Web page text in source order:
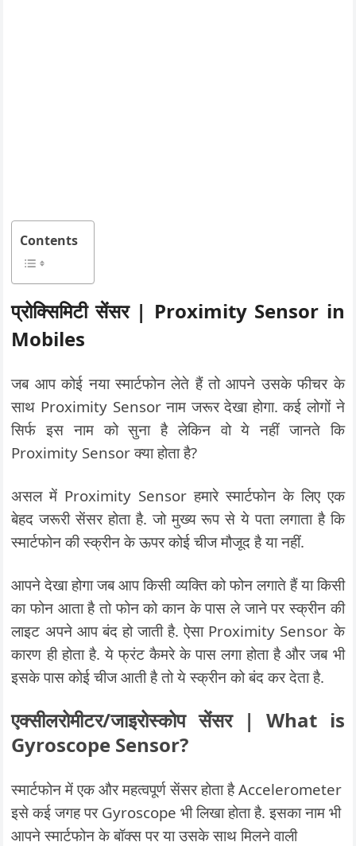
Contents
प्रोक्सिमिटी सेंसर | Proximity Sensor in
Mobiles
जब आप कोई नया स्मार्टफोन लेते हैं तो आपने उसके फीचर के
साथ Proximity Sensor नाम जरूर देखा होगा. कई लोगों ने
सिर्फ इस नाम को सुना है लेकिन वो ये नहीं जानते कि
Proximity Sensor क्या होता है?
असल में Proximity Sensor हमारे स्मार्टफोन के लिए एक
बेहद जरूरी सेंसर होता है. जो मुख्य रूप से ये पता लगाता है कि
स्मार्टफोन की स्क्रीन के ऊपर कोई चीज मौजूद है या नहीं.
आपने देखा होगा जब आप किसी व्यक्ति को फोन लगाते हैं या किसी
का फोन आता है तो फोन को कान के पास ले जाने पर स्क्रीन की
लाइट अपने आप बंद हो जाती है. ऐसा Proximity Sensor के
कारण ही होता है. ये फ्रंट कैमरे के पास लगा होता है और जब भी
इसके पास कोई चीज आती है तो ये स्क्रीन को बंद कर देता है.
एक्सीलरोमीटर/जाइरोस्कोप सेंसर | What is
Gyroscope Sensor?
स्मार्टफोन में एक और महत्वपूर्ण सेंसर होता है Accelerometer
इसे कई जगह पर Gyroscope भी लिखा होता है. इसका नाम भी
आपने स्मार्टफोन के बॉक्स पर या उसके साथ मिलने वाली